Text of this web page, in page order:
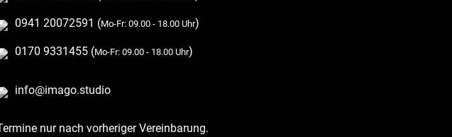
0941 20072591 (Mo-Fr: 09.00 - 18.00 Uhr)
0170 9331455 (Mo-Fr: 09.00 - 18.00 Uhr)
info@imago.studio
nur nach vorheriger Vereinbarung.